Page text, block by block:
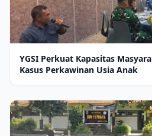
YGSI Perkuat Kapasitas
Kasus Perkawinan Usia Anak